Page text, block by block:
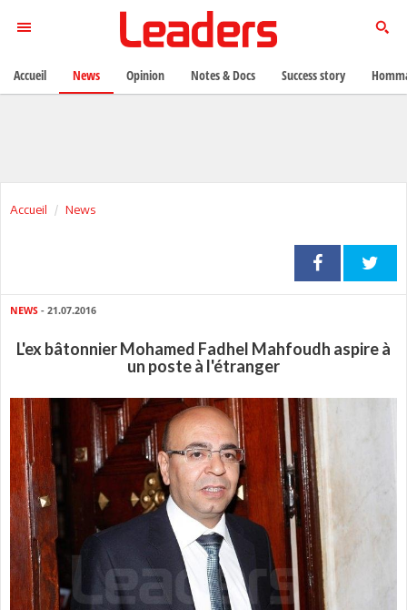
Accueil News
NEWS - 21.07.2016
L'ex bâtonnier Mohamed Fadhel Mahfoudh aspire à
un poste à l'étranger
Accueil News Opinion Notes & Docs Success story